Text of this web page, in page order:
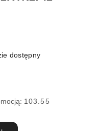
dostępny
103.55